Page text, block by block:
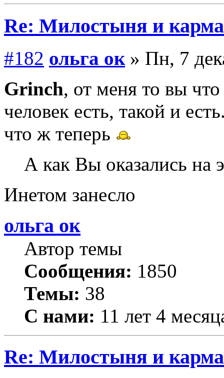
Re: Милостыня и карма
#182 ольга ок» Пн, 7
Grinch, от меня то вы
человек есть, такой и
что ж теперь
А как Вы оказались на
Инетом занесло
ольга ок
Автор темы
Сообщения: 1850
Темы: 38
С нами: 11 лет 4
Re: Милостыня и карма